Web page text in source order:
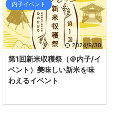
内子イベント
2024/9/30
第1回新米収穫祭（＠内子/イ
ベント）美味しい新米を味
わえるイベント